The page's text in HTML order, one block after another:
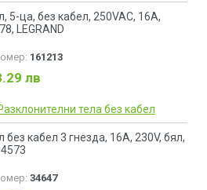
5-ца, без кабел, 250VAC, 16A,
LEGRAND
161213
лв
тела без кабел
без кабел 3 гнезда, 16А, 230V, бял,
34647